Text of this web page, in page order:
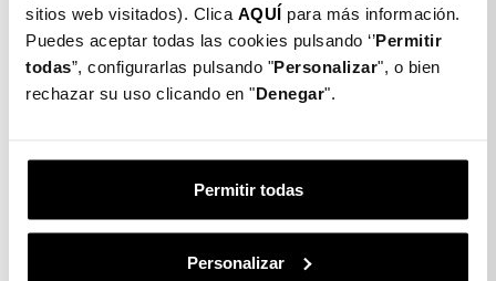
sitios web visitados). Clica AQUÍ para más información.
Puedes aceptar todas las cookies pulsando ‘’Permitir
todas”, configurarlas pulsando "Personalizar", o bien
rechazar su uso clicando en "Denegar".
Permitir todas
Personalizar
ajustamos y lo dejamos caer suavemente.
PASO 3
limpiamos y quitamos las posibles burbujas que puedan
¿Quieres proteger tu móvil?